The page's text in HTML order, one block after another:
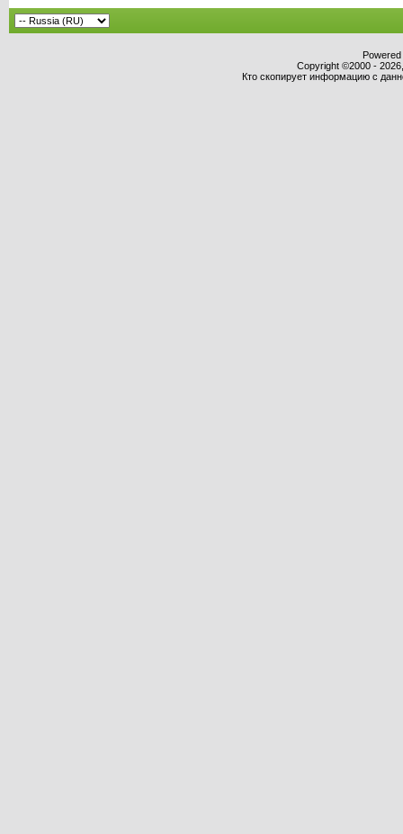
Copyright ©2000 -
Кто скопирует информацию с